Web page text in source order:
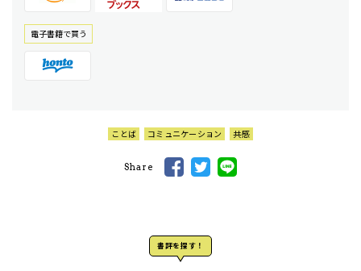
電⼦書籍で買う
ことば コミュニケーション 共感
Share
書評を探す！